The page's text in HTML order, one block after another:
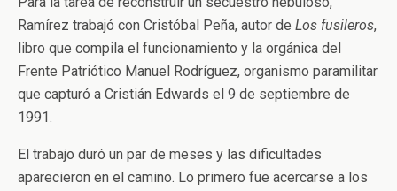
Ramírez trabajó con Cristóbal Peña, autor de Los fusileros,
libro que compila el funcionamiento y la orgánica del
Frente Patriótico Manuel Rodríguez, organismo paramilitar
que capturó a Cristián Edwards el 9 de septiembre de
1991.
El trabajo duró un par de meses y las dificultades
aparecieron en el camino. Lo primero fue acercarse a los